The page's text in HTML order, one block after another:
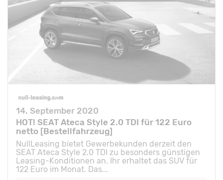
14. September 2020
HOT! SEAT Ateca Style 2.0 TDI für 122 Euro
netto [Bestellfahrzeug]
NullLeasing bietet Gewerbekunden derzeit den
SEAT Ateca Style 2.0 TDI zu besonders günstigen
Leasing-Konditionen an. Ihr erhaltet das SUV für
122 Euro im Monat. Das...